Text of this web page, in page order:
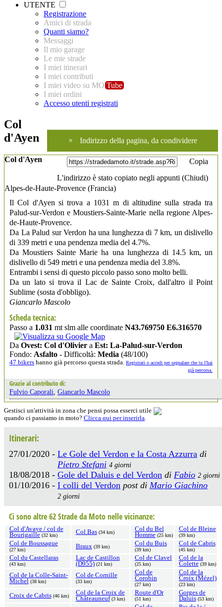
UTENTE
Registrazione
Amici di strada
Quanti siamo?
Messaggi
Il mio garage
Le mie strade
I miei itinerari
I miei contributi
I miei video su MO Tube
I miei ordini
Accesso utenti registrati
× Indirizzo della pagina, da condividere
Copia
L'indirizzo è stato copiato negli appunti (Chiudi)
Col
d'Ayen
Col d'Ayen
Alpes-de-Haute-Provence (Francia)
Il Col d'Ayen si trova a 1031 m di altitudine sulla strada tra
Palud-sur-Verdon e Moustiers-Sainte-Marie nella regione Alpes-
de-Haute-Provence.
Da La Palud sur Verdon ha una lunghezza di 7 km, un dislivello
di 339 metri e una pendenza media del 4.7%.
Da Moustiers Sainte Marie ha una lunghezza di 14.5 km, un
dislivello di 549 metri e una pendenza media del 3.8%.
Entrambi i sensi di questo piccolo passo sono molto belli.
Da un lato si trova il Lac de Sainte Croix, dall'altro il Point
Sublime (sosta d'obbligo).
Giancarlo Mascolo
Scheda tecnica:
Passo a 1.031 mt slm alle coordinate N43.769750 E6.316570
Da Ovest: Col d'Olivier a Est: La-Palud-sur-Verdon
Fondo: Asfalto - Difficoltà: Media (48/100)
47 bikers hanno già percorso questa strada. Registrati o accedi per segnalare che tu l'hai
già percorsa.
Grazie al contributo di:
Fulvio Caporali Giancarlo Mascolo
Gestisci un'attività in zona che pensi possa esserci utile
quando ci passiamo in moto? Clicca qui per inserirla.
Itinerari:
27/01/2020 - Le Gole del Verdon e la Costa Azzurra di
Pietro Stefani 4 giorni
18/08/2018 - Gole del Daluis e del Verdon di Fabio 2 giorni
01/10/2016 - I colli del Verdon post di Mario Giachino
2 giorni
Ci sono altre 62 Strade da Moto nelle vicinanze:
Col d'Avaye / col de
Bourigaille (32 km) Col Bas (34 km)
Col du Bel
Homme (25 km)
Col de Bleine
(39 km)
Col de Boussague
(27 km) Braux (39 km) Col du Buis
(39 km)
Col de Cabris
(45 km)
Col du Castellaras
(43 km)
Lac de Castillon
(D955) (21 km)
Col de Clavel
(25 km)
Col de la
Colette (39 km)
Col de la Colle-Saint-
Michel (38 km)
Col de Cornille
(33 km)
Col de
Corobin
(27 km)
Col de la
Croix (Mézel)
(23 km)
Croix de Cabris (46 km)
Col de la Croix de
Châteauneuf (3 km)
Route d'Or
(51 km)
Gorges de
Daluis (53 km)